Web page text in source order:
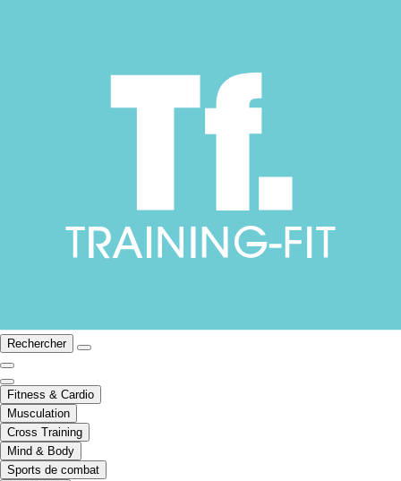
Rechercher
Fitness & Cardio
Musculation
Cross Training
Mind & Body
Sports de combat